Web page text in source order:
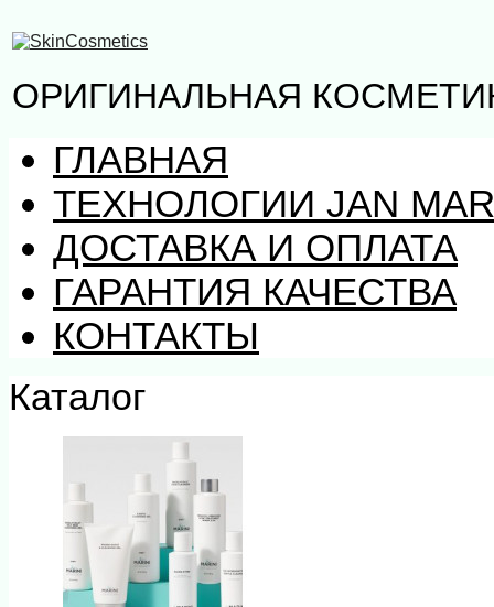
ОРИГИНАЛЬНАЯ
ГЛАВНАЯ
ТЕХНОЛОГИИ JAN
ДОСТАВКА И ОПЛАТА
ГАРАНТИЯ КАЧЕСТВА
КОНТАКТЫ
Каталог